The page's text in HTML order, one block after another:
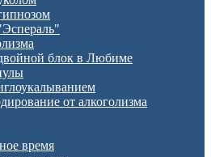
блок в Любиме
от алкоголизма
время